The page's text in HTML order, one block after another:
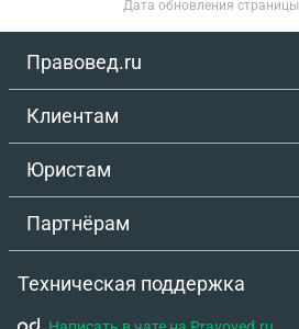
Дата обновления страницы
Правовед.ru
Клиентам
Юристам
Партнёрам
Техническая поддержка